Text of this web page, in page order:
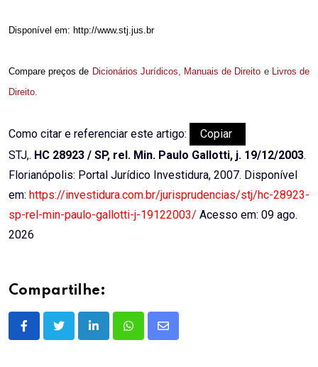
Disponível em: http://www.stj.jus.br
Compare preços de Dicionários Jurídicos, Manuais de Direito e Livros de
Direito.
Como citar e referenciar este artigo:
Copiar
STJ,. HC 28923 / SP, rel. Min. Paulo Gallotti, j. 19/12/2003.
Florianópolis: Portal Jurídico Investidura, 2007. Disponível
em: https://investidura.com.br/jurisprudencias/stj/hc-28923-
sp-rel-min-paulo-gallotti-j-19122003/ Acesso em: 09 ago.
2026
Compartilhe:
LinkedInWhatsappShare